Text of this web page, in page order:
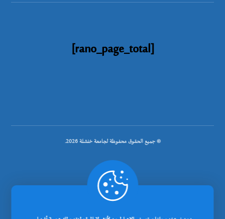
[rano_page_total]
© جميع الحقوق محفوظة لجامعة خنشلة 2026.
.